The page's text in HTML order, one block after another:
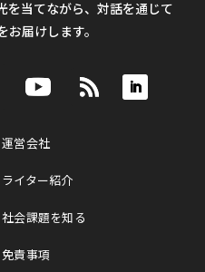
を当てながら、対話を通じて
届けします。
運営会社
ライター紹介
社会課題を知る
免責事項